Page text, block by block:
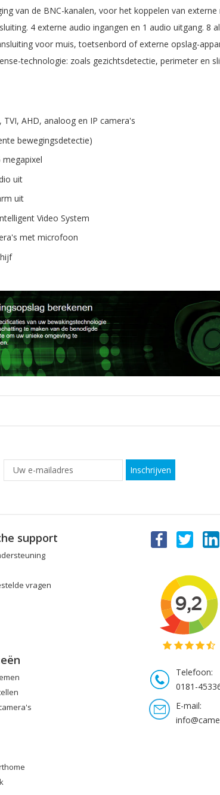
van de BNC-kanalen, voor het koppelen van
4 externe audio ingangen en 1 audio uitgang. 8
voor muis, toetsenbord of externe opslag-
technologie: zoals gezichtsdetectie, perimeter en
TVI, AHD, analoog en IP camera's
bewegingsdetectie)
uit
uit
Video System
met microfoon
Inschrijven
support
vragen
Telefoon:
0181-
E-mail: